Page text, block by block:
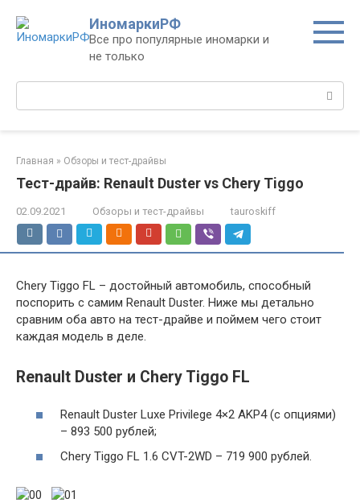
контенту
ИномаркиРФ
Все про популярные иномарки и
не только
Поиск:
Главная » Обзоры и тест-драйвы
Тест-драйв: Renault Duster vs Chery Tiggo
02.09.2021 Обзоры и тест-драйвы tauroskiff
Chery Tiggo FL – достойный автомобиль, способный
поспорить с самим Renault Duster. Ниже мы детально
сравним оба авто на тест-драйве и поймем чего стоит
каждая модель в деле.
Renault Duster и Chery Tiggo FL
Renault Duster Luxe Privilege 4×2 AKP4 (с опциями)
– 893 500 рублей;
Chery Tiggo FL 1.6 CVT-2WD – 719 900 рублей.